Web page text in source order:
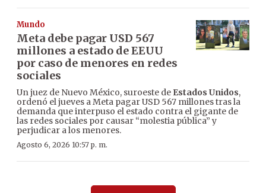
Mundo
Meta debe pagar USD 567
millones a estado de EEUU
por caso de menores en redes
sociales
Un juez de Nuevo México, suroeste de Estados Unidos,
ordenó el jueves a Meta pagar USD 567 millones tras la
demanda que interpuso el estado contra el gigante de
las redes sociales por causar “molestia pública” y
perjudicar a los menores.
Agosto 6, 2026 10:57 p. m.